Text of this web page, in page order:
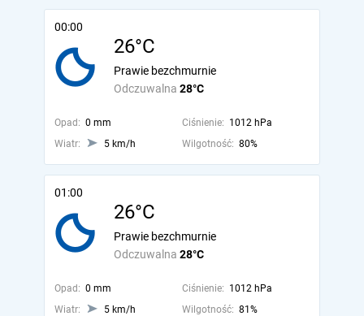
00:00
26°C
Odczuwalna 28°C
Prawie bezchmurnie
Opad: 0 mm Ciśnienie: 1012 hPa
Wiatr:
5 km/h Wilgotność: 80%
01:00
26°C
Odczuwalna 28°C
Prawie bezchmurnie
Opad: 0 mm Ciśnienie: 1012 hPa
Wiatr:
5 km/h Wilgotność: 81%